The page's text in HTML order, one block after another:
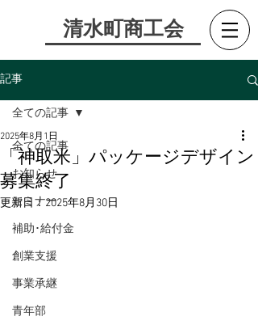
​清水町商工会
記事
全ての記事
お知らせ
セミナー
補助･給付金
創業支援
事業承継
青年部
全ての記事
「神取米」パッケージデザイン
募集終了
2025年8月1日
更新日：2025年8月30日